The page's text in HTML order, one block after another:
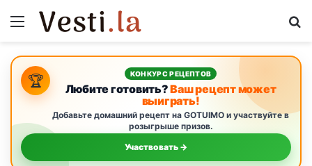
Menu
🏆 КОНКУРС РЕЦЕПТОВ
Любите готовить?Ваш рецепт может
выиграть!
Добавьте домашний рецепт на GOTUIMO и участвуйте в
розыгрыше призов.
Участвовать →